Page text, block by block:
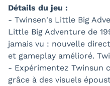
Détails du jeu :
- Twinsen's Little Big
Little Big Adventure de
jamais vu : nouvelle
et gameplay amélioré.
- Expérimentez Twinsun
grâce à des visuels